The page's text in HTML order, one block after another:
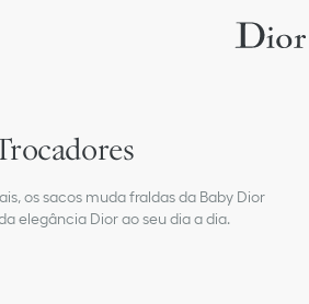
os sacos muda fraldas da Baby Dior
elegância Dior ao seu dia a dia.
& Bodysuits
& Cuddly toys